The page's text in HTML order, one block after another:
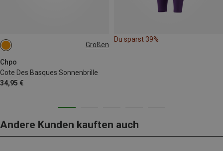
Größen
Chpo
Cote Des Basques Sonnenbrille
34,95 €
S-M
Du sparst 39%
Andere Kunden kauften auch